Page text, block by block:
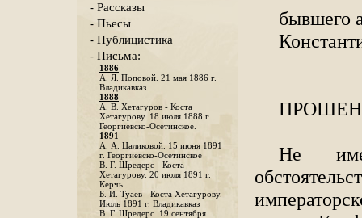
- Рассказы
- Пьесы
- Публицистика
- Письма:
1886
А. Я. Поповой. 21 мая 1886 г.
Владикавказ
1888
A. В. Хетагуров - Коста
Хетагурову. 18 июля 1888 г.
Георгиевско-Осетинское.
1891
А. А. Цаликовой. 15 июня 1891
г. Георгиевско-Осетинское
B. Г. Шредерс - Коста
Хетагурову. 20 июля 1891 г.
Керчь
Б. И. Туаев - Коста Хетагурову.
Июль 1891 г. Владикавказ
В. Г. Шредерс. 19 сентября
бывшего
Не